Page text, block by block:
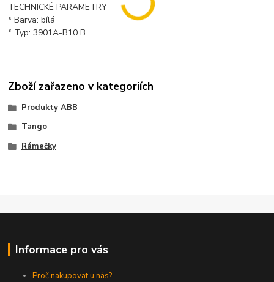
TECHNICKÉ PARAMETRY
* Barva: bílá
* Typ: 3901A-B10 B
Zboží zařazeno v kategoriích
Produkty ABB
Tango
Rámečky
Informace pro vás
Proč nakupovat u nás?